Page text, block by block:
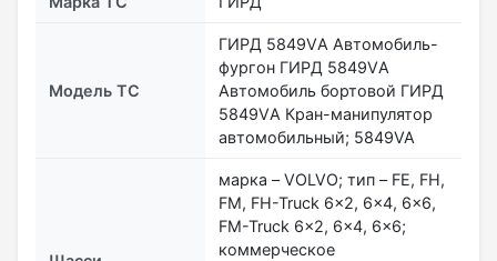
Модель ТС
ГИРД 5849VА Автомобиль-
фургон ГИРД 5849VА
Автомобиль бортовой ГИРД
5849VА Кран-манипулятор
автомобильный; 5849VA
марка – VOLVO; тип – FE, FH,
FM, FH-Truck 6×2, 6×4, 6×6,
FM-Truck 6×2, 6×4, 6×6;
коммерческое